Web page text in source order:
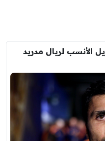
الأنسب لريال مدريد